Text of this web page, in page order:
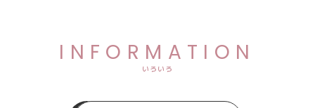
INFORMATION
いろいろ